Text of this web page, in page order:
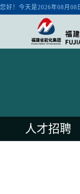
人才招聘